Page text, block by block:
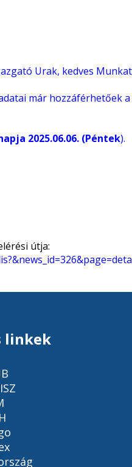
Urak, kedves
már hozzáférhetőek a
2025.06.06. (Péntek).
útja:
linkek